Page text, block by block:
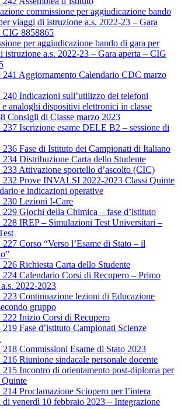
commissione per aggiudicazione bando
viaggi di istruzione a.s. 2022-23 – Gara
CIG 8858865
per aggiudicazione bando di gara per
istruzione a.s. 2022-23 – Gara aperta – CIG
Aggiornamento Calendario CDC marzo
Indicazioni sull’utilizzo dei telefoni
analoghi dispositivi elettronici in classe
Consigli di Classe marzo 2023
Iscrizione esame DELE B2 – sessione di
Fase di Istituto dei Campionati di Italiano
Distribuzione Carta dello Studente
Attivazione sportello d’ascolto (CIC)
Prove INVALSI 2022-2023 Classi Quinte
e indicazioni operative
Lezioni I-Care
Giochi della Chimica – fase d’istituto
IREP – Simulazioni Test Universitari –
Corso “Verso l’Esame di Stato – il
Richiesta Carta dello Studente
Calendario Corsi di Recupero – Primo
2022-2023
Continuazione lezioni di Educazione
gruppo
Inizio Corsi di Recupero
Fase d’istituto Campionati Scienze
Commissioni Esame di Stato 2023
Riunione sindacale personale docente
Incontro di orientamento post-diploma per
Quinte
Proclamazione Sciopero per l’intera
di venerdì 10 febbraio 2023 – Integrazione